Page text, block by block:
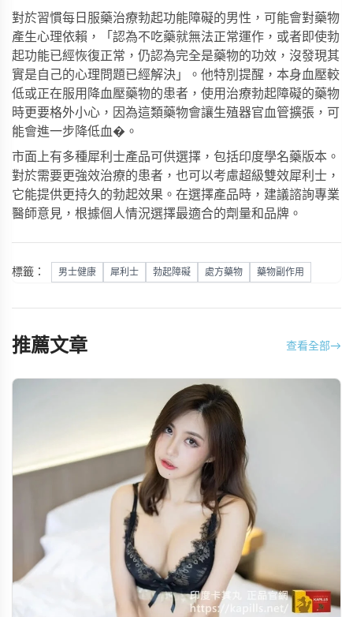
對於習慣每日服藥治療勃起功能障礙的男性，可能會對藥物
產生心理依賴，「認為不吃藥就無法正常運作，或者即使勃
起功能已經恢復正常，仍認為完全是藥物的功效，沒發現其
實是自己的心理問題已經解決」。他特別提醒，本身血壓較
低或正在服用降血壓藥物的患者，使用治療勃起障礙的藥物
時更要格外小心，因為這類藥物會讓生殖器官血管擴張，可
能會進一步降低血�。
市面上有多種犀利士產品可供選擇，包括印度學名藥版本。
對於需要更強效治療的患者，也可以考慮超級雙效犀利士 ，
它能提供更持久的勃起效果。在選擇產品時，建議諮詢專業
醫師意見，根據個人情況選擇最適合的劑量和品牌。
標籤： 男士健康 犀利士 勃起障礙 處方藥物 藥物副作用
推薦文章 查看全部→